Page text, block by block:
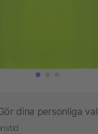
dina personliga val